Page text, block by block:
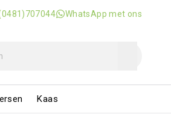
WhatsApp met ons
Kaas